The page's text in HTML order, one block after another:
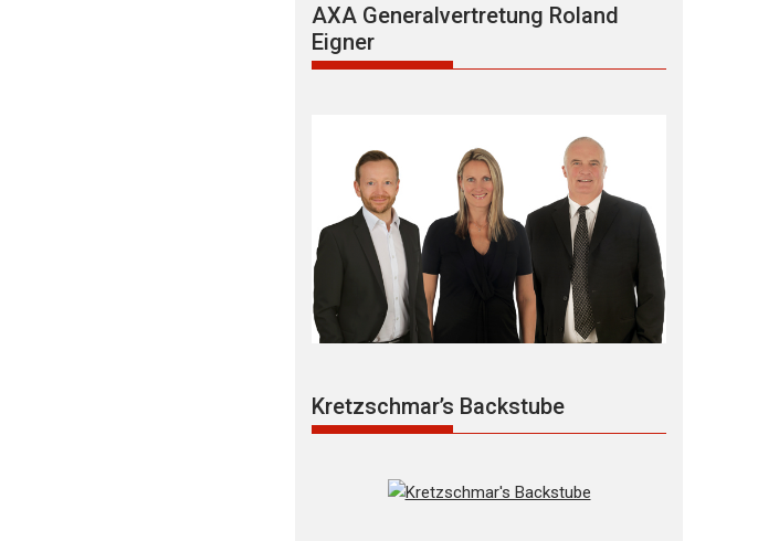
AXA Generalvertretung Roland
Eigner
Kretzschmar’s Backstube